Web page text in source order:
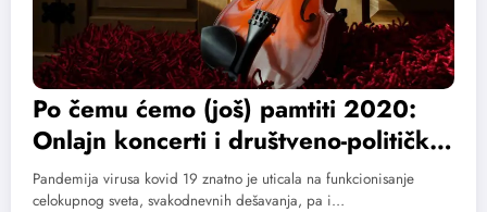
Po čemu ćemo (još) pamtiti 2020:
Onlajn koncerti i društveno-političke
promene
Pandemija virusa kovid 19 znatno je uticala na funkcionisanje
celokupnog sveta, svakodnevnih dešavanja, pa i…